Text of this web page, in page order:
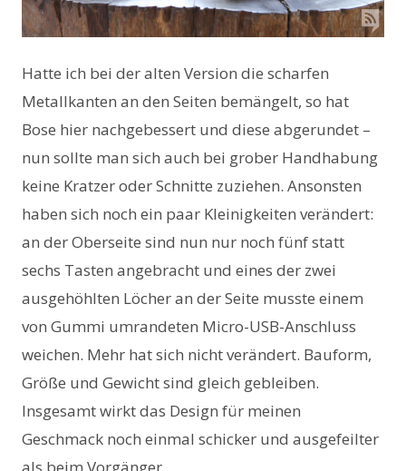
Hatte ich bei der alten Version die scharfen
Metallkanten an den Seiten bemängelt, so hat
Bose hier nachgebessert und diese abgerundet –
nun sollte man sich auch bei grober Handhabung
keine Kratzer oder Schnitte zuziehen. Ansonsten
haben sich noch ein paar Kleinigkeiten verändert:
an der Oberseite sind nun nur noch fünf statt
sechs Tasten angebracht und eines der zwei
ausgehöhlten Löcher an der Seite musste einem
von Gummi umrandeten Micro-USB-Anschluss
weichen. Mehr hat sich nicht verändert. Bauform,
Größe und Gewicht sind gleich gebleiben.
Insgesamt wirkt das Design für meinen
Geschmack noch einmal schicker und ausgefeilter